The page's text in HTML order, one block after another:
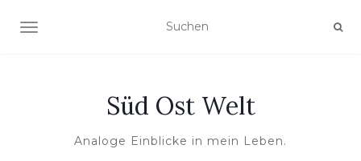
NAVIGATION UMSCHALTEN
Süd Ost Welt
Analoge Einblicke in mein Leben.